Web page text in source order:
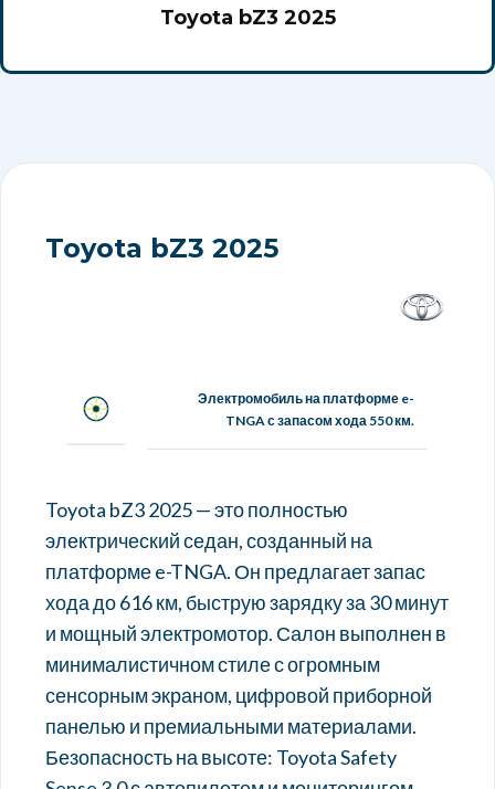
Toyota bZ3 2025
Toyota bZ3 2025
Электромобиль на платформе e-
TNGA с запасом хода 550 км.
Toyota bZ3 2025 — это полностью
электрический седан, созданный на
платформе e-TNGA. Он предлагает запас
хода до 616 км, быструю зарядку за 30 минут
и мощный электромотор. Салон выполнен в
минималистичном стиле с огромным
сенсорным экраном, цифровой приборной
панелью и премиальными материалами.
Безопасность на высоте: Toyota Safety